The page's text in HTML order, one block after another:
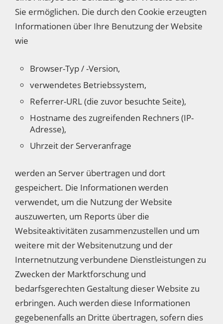
Sie ermöglichen. Die durch den Cookie erzeugten
Informationen über Ihre Benutzung der Website
wie
Browser-Typ / -Version,
verwendetes Betriebssystem,
Referrer-URL (die zuvor besuchte Seite),
Hostname des zugreifenden Rechners (IP-
Adresse),
Uhrzeit der Serveranfrage
werden an Server übertragen und dort
gespeichert. Die Informationen werden
verwendet, um die Nutzung der Website
auszuwerten, um Reports über die
Websiteaktivitäten zusammenzustellen und um
weitere mit der Websitenutzung und der
Internetnutzung verbundene Dienstleistungen zu
Zwecken der Marktforschung und
bedarfsgerechten Gestaltung dieser Website zu
erbringen. Auch werden diese Informationen
gegebenenfalls an Dritte übertragen, sofern dies